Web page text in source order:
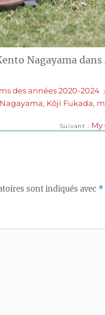
Nagayama dans
des années 2020-2024
, Kôji Fukada,
Suivant My
sont indiqués avec *